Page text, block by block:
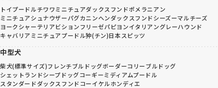
トイプードルチワワミニチュアダックスフンドポメラニアン
ミニチュアシュナウザーパグカニンヘンダックスフンドシーズーマルチーズ
ヨークシャーテリアビションフリーゼパピヨンイタリアングレーハウンド
キャバリア ミニチュアプードル狆(チン)日本スピッツ
中型犬
柴犬(標準サイズ)フレンチブルドッグボーダーコリーブルドッグ
シェットランドシープドッグコーギーミディアムプードル
スタンダードダックスフンドコーイケルホンディエ